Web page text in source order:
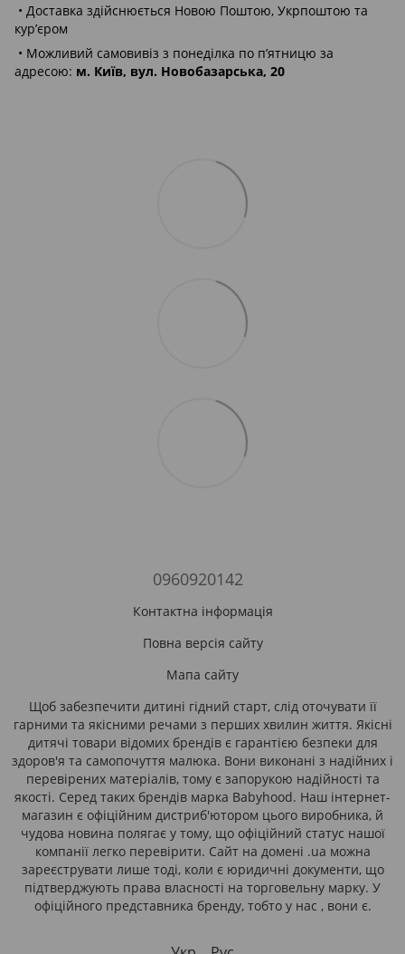
• Доставка здійснюється Новою Поштою, Укрпоштою та
кур’єром
• Можливий самовивіз з понеділка по п’ятницю за
адресою: м. Київ, вул. Новобазарська, 20
0960920142
Контактна інформація
Повна версія сайту
Мапа сайту
Щоб забезпечити дитині гідний старт, слід оточувати її
гарними та якісними речами з перших хвилин життя. Якісні
дитячі товари відомих брендів є гарантією безпеки для
здоров'я та самопочуття малюка. Вони виконані з надійних і
перевірених матеріалів, тому є запорукою надійності та
якості. Серед таких брендів марка Babyhood. Наш інтернет-
магазин є офіційним дистриб'ютором цього виробника, й
чудова новина полягає у тому, що офіційний статус нашої
компанії легко перевірити. Сайт на домені .ua можна
зареєструвати лише тоді, коли є юридичні документи, що
підтверджують права власності на торговельну марку. У
офіційного представника бренду, тобто у нас , вони є.